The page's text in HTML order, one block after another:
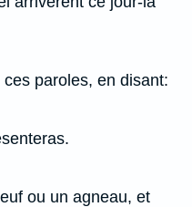
paroles, en disant:
ou un agneau, et